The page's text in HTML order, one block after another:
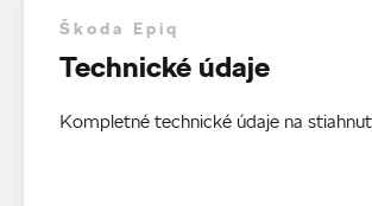
Škoda Epiq
Technické údaje
Kompletné technické údaje na